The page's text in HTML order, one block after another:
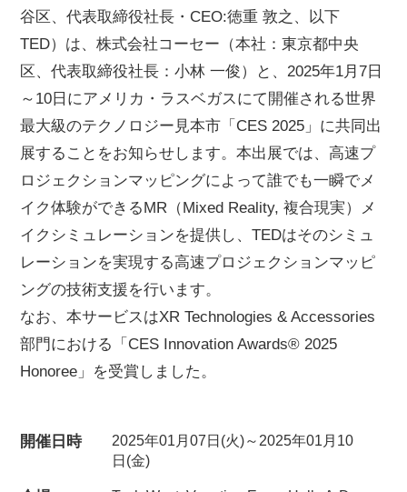
谷区、代表取締役社長・CEO:徳重 敦之、以下
TED）は、株式会社コーセー（本社：東京都中央
区、代表取締役社長：小林 一俊）と、2025年1月7日
～10日にアメリカ・ラスベガスにて開催される世界
最大級のテクノロジー見本市「CES 2025」に共同出
展することをお知らせします。本出展では、高速プ
ロジェクションマッピングによって誰でも一瞬でメ
イク体験ができるMR（Mixed Reality, 複合現実）メ
イクシミュレーションを提供し、TEDはそのシミュ
レーションを実現する高速プロジェクションマッピ
ングの技術支援を行います。
なお、本サービスはXR Technologies & Accessories
部門における「CES Innovation Awards® 2025
Honoree」を受賞しました。
開催日時
2025年01月07日(火)～2025年01月10
日(金)